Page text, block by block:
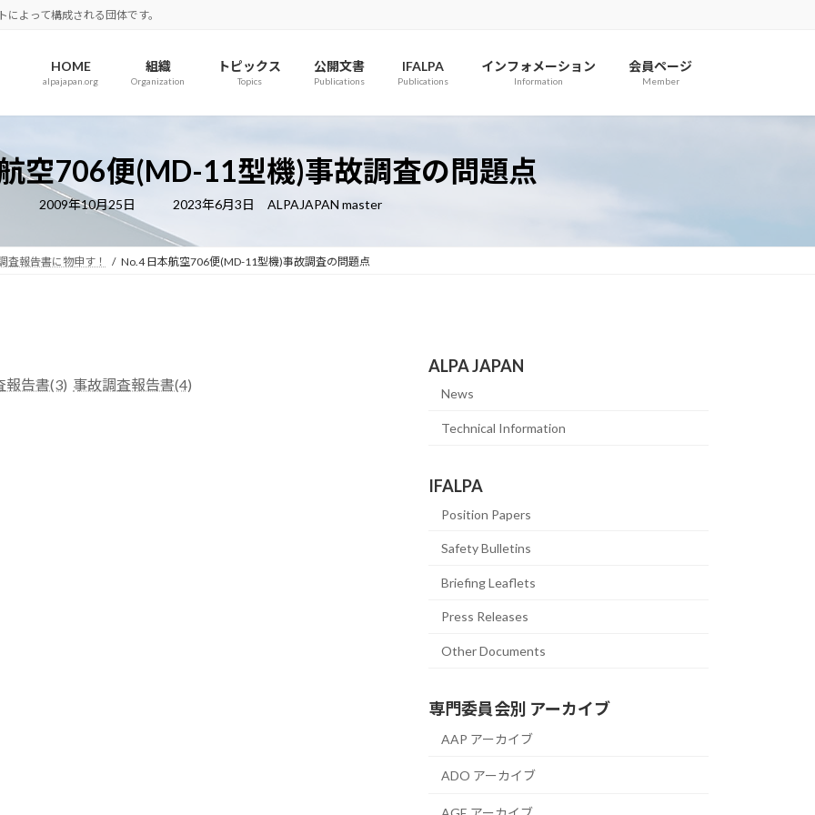
よって構成される団体です。
HOME
alpajapan.org
組織
Organization
トピックス
Topics
公開文書
Publications
IFALPA
Publications
インフォメーション
Information
会員ページ
Member
空706便(MD-11型機)事故調査の問題点
2009年10月25日
最
新
日
時
2023年6月3日 ALPAJAPAN master
査報告書に物申す！ No.4 日本航空706便(MD-11型機)事故調査の問題点
報告書(3) 事故調査報告書(4)
ALPA JAPAN
News
Technical Information
IFALPA
Position Papers
Safety Bulletins
Briefing Leaflets
Press Releases
Other Documents
専門委員会別 アーカイブ
AAP アーカイブ
ADO アーカイブ